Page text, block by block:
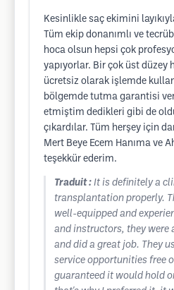
Kesinlikle saç ekimini
Tüm ekip donanımlı ve
hoca olsun hepsi çok
yapıyorlar. Bir çok üst düzey
ücretsiz olarak işlemde
bölgemde tutma garantisi
etmiştim dedikleri gibi de
çıkardılar. Tüm herşey için
Mert Beye Ecem Hanıma ve
teşekkür ederim.
Traduit : It is definitely a
transplantation properly.
well-equipped and
and instructors, they were
and did a great job. They
service opportunities free
guaranteed it would hold